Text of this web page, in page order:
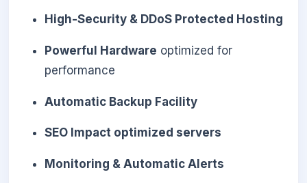
High-Security & DDoS Protected Hosting
Powerful Hardware optimized for
performance
Automatic Backup Facility
SEO Impact optimized servers
Monitoring & Automatic Alerts